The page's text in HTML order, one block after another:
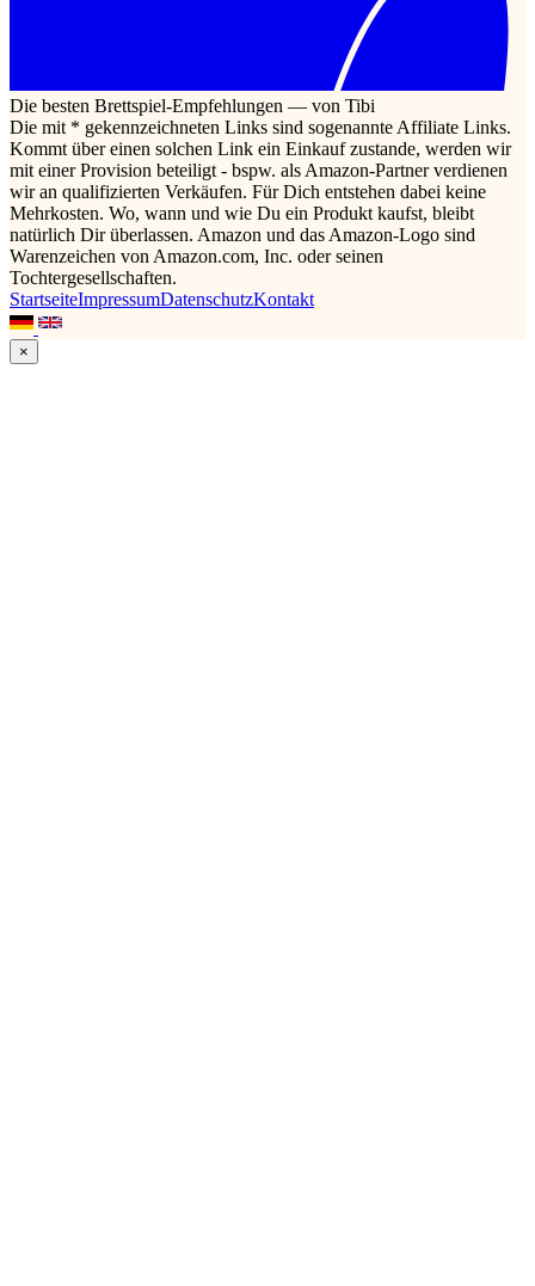
Die besten Brettspiel-Empfehlungen — von Tibi
Die mit * gekennzeichneten Links sind sogenannte Affiliate Links.
Kommt über einen solchen Link ein Einkauf zustande, werden wir
mit einer Provision beteiligt - bspw. als Amazon-Partner verdienen
wir an qualifizierten Verkäufen. Für Dich entstehen dabei keine
Mehrkosten. Wo, wann und wie Du ein Produkt kaufst, bleibt
natürlich Dir überlassen. Amazon und das Amazon-Logo sind
Warenzeichen von Amazon.com, Inc. oder seinen
Tochtergesellschaften.
StartseiteImpressumDatenschutzKontakt
×